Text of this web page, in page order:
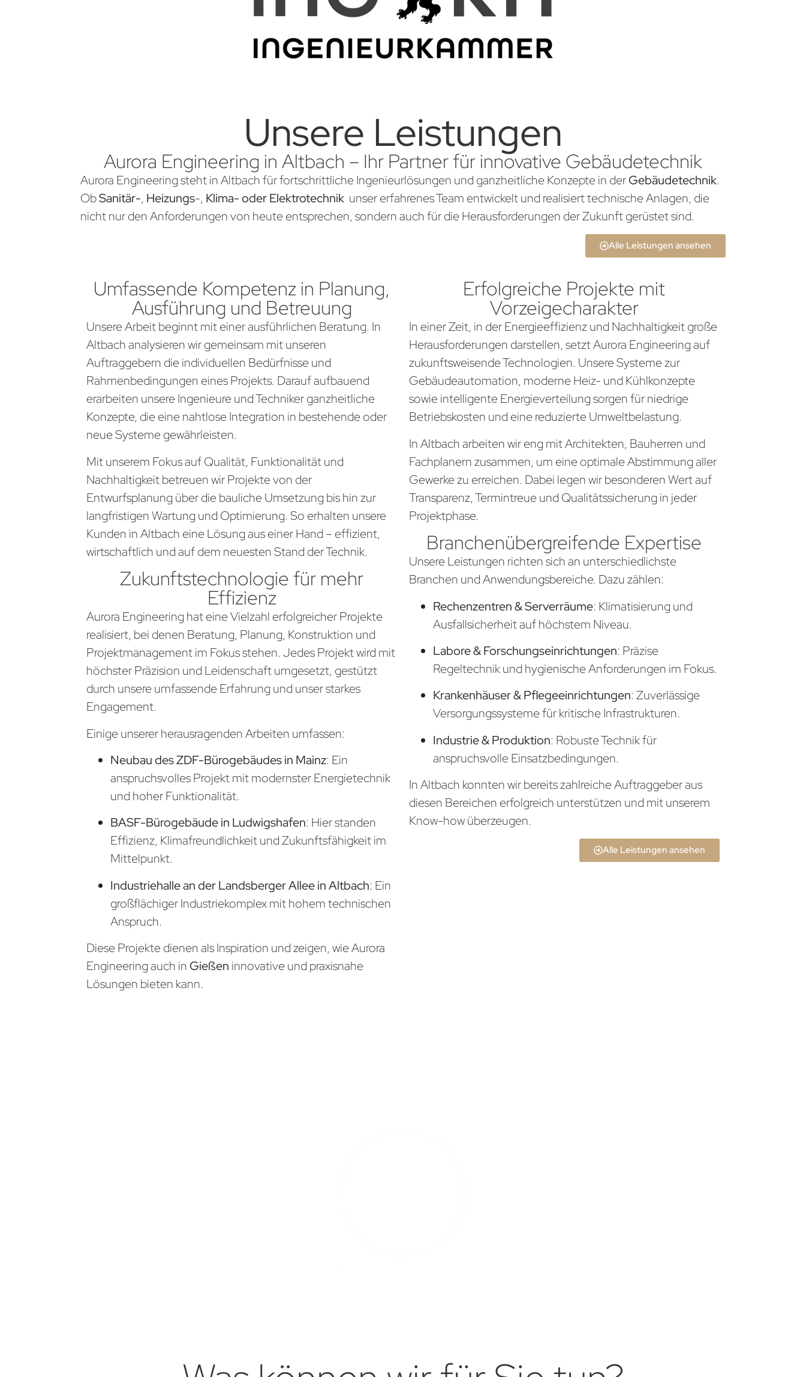
Unsere Leistungen
Aurora Engineering in Altbach – Ihr Partner für innovative Gebäudetechnik
Aurora Engineering steht in Altbach für fortschrittliche Ingenieurlösungen und ganzheitliche Konzepte in derGebäudetechnik.
ObSanitär-, Heizungs-, Klima- oder Elektrotechnik unser erfahrenes Team entwickelt und realisiert technische Anlagen, die
nicht nur den Anforderungen von heute entsprechen, sondern auch für die Herausforderungen der Zukunft gerüstet sind.
Alle Leistungen ansehen
Umfassende Kompetenz in Planung,
Ausführung und Betreuung
Unsere Arbeit beginnt mit einer ausführlichen Beratung. In
Altbach analysieren wir gemeinsam mit unseren
Auftraggebern die individuellen Bedürfnisse und
Rahmenbedingungen eines Projekts. Darauf aufbauend
erarbeiten unsere Ingenieure und Techniker ganzheitliche
Konzepte, die eine nahtlose Integration in bestehende oder
neue Systeme gewährleisten.
Mit unserem Fokus auf Qualität, Funktionalität und
Nachhaltigkeit betreuen wir Projekte von der
Entwurfsplanung über die bauliche Umsetzung bis hin zur
langfristigen Wartung und Optimierung. So erhalten unsere
Kunden in Altbach eine Lösung aus einer Hand – effizient,
wirtschaftlich und auf dem neuesten Stand der Technik.
Zukunftstechnologie für mehr
Effizienz
Aurora Engineering hat eine Vielzahl erfolgreicher Projekte
realisiert, bei denen Beratung, Planung, Konstruktion und
Projektmanagement im Fokus stehen. Jedes Projekt wird mit
höchster Präzision und Leidenschaft umgesetzt, gestützt
durch unsere umfassende Erfahrung und unser starkes
Engagement.
Einige unserer herausragenden Arbeiten umfassen:
Neubau des ZDF-Bürogebäudes in Mainz: Ein
anspruchsvolles Projekt mit modernster Energietechnik
und hoher Funktionalität.
BASF-Bürogebäude in Ludwigshafen: Hier standen
Effizienz, Klimafreundlichkeit und Zukunftsfähigkeit im
Mittelpunkt.
Industriehalle an der Landsberger Allee in Altbach: Ein
großflächiger Industriekomplex mit hohem technischen
Anspruch.
Diese Projekte dienen als Inspiration und zeigen, wie Aurora
Engineering auch in Gießen innovative und praxisnahe
Lösungen bieten kann.
Erfolgreiche Projekte mit
Vorzeigecharakter
In einer Zeit, in der Energieeffizienz und Nachhaltigkeit große
Herausforderungen darstellen, setzt Aurora Engineering auf
zukunftsweisende Technologien. Unsere Systeme zur
Gebäudeautomation, moderne Heiz- und Kühlkonzepte
sowie intelligente Energieverteilung sorgen für niedrige
Betriebskosten und eine reduzierte Umweltbelastung.
In Altbach arbeiten wir eng mit Architekten, Bauherren und
Fachplanern zusammen, um eine optimale Abstimmung aller
Gewerke zu erreichen. Dabei legen wir besonderen Wert auf
Transparenz, Termintreue und Qualitätssicherung in jeder
Projektphase.
Branchenübergreifende Expertise
Unsere Leistungen richten sich an unterschiedlichste
Branchen und Anwendungsbereiche. Dazu zählen:
Rechenzentren & Serverräume: Klimatisierung und
Ausfallsicherheit auf höchstem Niveau.
Labore & Forschungseinrichtungen: Präzise
Regeltechnik und hygienische Anforderungen im Fokus.
Krankenhäuser & Pflegeeinrichtungen: Zuverlässige
Versorgungssysteme für kritische Infrastrukturen.
Industrie & Produktion: Robuste Technik für
anspruchsvolle Einsatzbedingungen.
In Altbach konnten wir bereits zahlreiche Auftraggeber aus
diesen Bereichen erfolgreich unterstützen und mit unserem
Know-how überzeugen.
Alle Leistungen ansehen